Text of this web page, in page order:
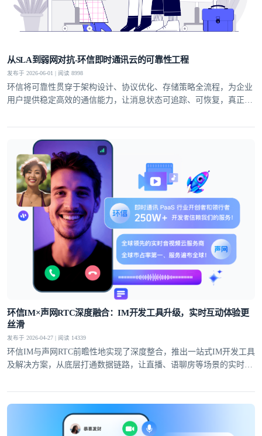
从SLA到弱网对抗-环信即时通讯云的可靠性工程
发布于 2026-06-01 | 阅读 8998
环信将可靠性贯穿于架构设计、协议优化、存储策略全流程，为企业
用户提供稳定高效的通信能力，让消息状态可追踪、可恢复，真正实
环信IM×声网RTC深度融合：IM开发工具升级，实时互动体验更
丝滑
发布于 2026-04-27 | 阅读 14339
环信IM与声网RTC前瞻性地实现了深度整合，推出一站式IM开发工具
及解决方案，从底层打通数据链路，让直播、语聊房等场景的实时互
我已阅读并同意 通讯云服务条款和 通讯云隐私政策
提交
不了，谢谢
登录客服云